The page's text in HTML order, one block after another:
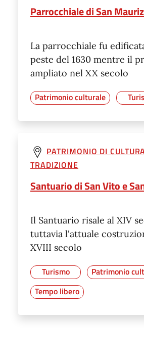
Parrocchiale di San
La parrocchiale fu
peste del 1630 mentre il
ampliato nel XX secolo
Patrimonio culturale
PATRIMONIO DI
TRADIZIONE
Santuario di San Vito e
Il Santuario risale al XIV
tuttavia l'attuale
XVIII secolo
Turismo
Patrimonio
Tempo libero